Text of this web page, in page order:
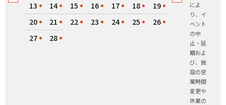
13
14 15 16 17 18
19
20
21 22 23 24 25
26
27
28
によ
り、イ
ベント
の中
止・延
期およ
び、施
設の営
業時間
変更や
休業の